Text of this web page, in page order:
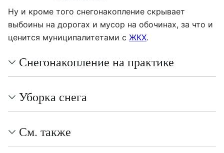
Ну и кроме того снегонакопление скрывает
выбоины на дорогах и мусор на обочинах, за что и
ценится муниципалитетами с ЖКХ.
Снегонакопление на практике
Уборка снега
См. также